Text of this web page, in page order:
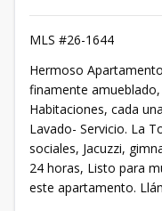
MLS #26-1644
Hermoso
finamente
Habitaciones, cada
Lavado- Servicio. La
sociales, Jacuzzi,
24 horas, Listo para
este apartamento.